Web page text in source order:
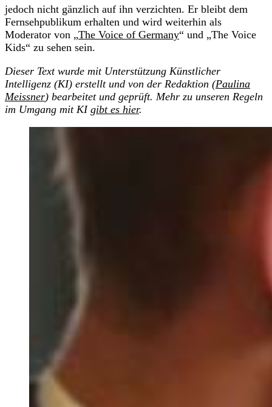
jedoch nicht gänzlich auf ihn verzichten. Er bleibt dem
Fernsehpublikum erhalten und wird weiterhin als
Moderator von „The Voice of Germany“ und „The Voice
Kids“ zu sehen sein.
Dieser Text wurde mit Unterstützung Künstlicher
Intelligenz (KI) erstellt und von der Redaktion (Paulina
Meissner) bearbeitet und geprüft. Mehr zu unseren Regeln
im Umgang mit KI gibt es hier.